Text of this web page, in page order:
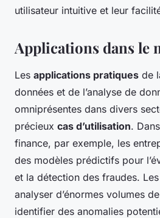
utilisateur intuitive et leur
Applications dans le
Les applications pratiques de
données et de l’analyse de
omniprésentes dans divers
précieux cas d’utilisation.
finance, par exemple, les
des modèles prédictifs pour
et la détection des fraudes.
analyser d’énormes volumes
identifier des anomalies